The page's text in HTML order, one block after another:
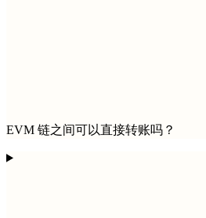
EVM 链之间可以直接转账吗？